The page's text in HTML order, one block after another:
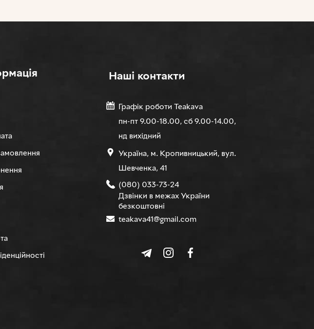
Нашi контакти
Графік роботи Teakava
пн-пт 9.00-18.00, сб 9.00-14.00,
нд вихідний
Україна, м. Кропивницький, вул.
Шевченка, 41
(080) 033-73-24
Дзвінки в межах України
безкоштовні
teakava41@gmail.com